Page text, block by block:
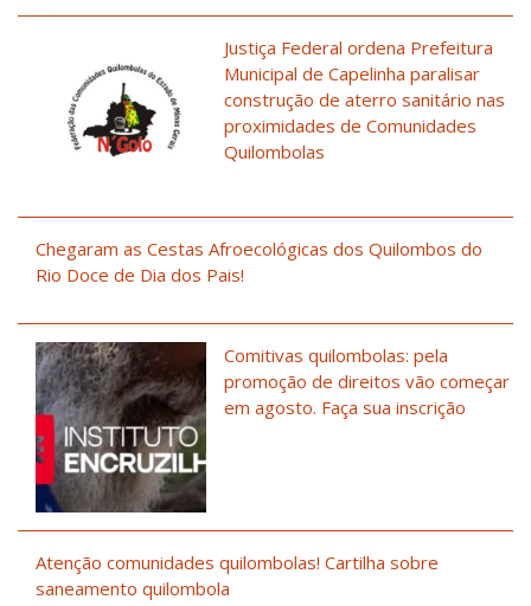
Justiça Federal ordena Prefeitura
Municipal de Capelinha paralisar
construção de aterro sanitário nas
proximidades de Comunidades
Quilombolas
Chegaram as Cestas Afroecológicas dos Quilombos do
Rio Doce de Dia dos Pais!
Comitivas quilombolas: pela
promoção de direitos vão começar
em agosto. Faça sua inscrição
Atenção comunidades quilombolas! Cartilha sobre
saneamento quilombola